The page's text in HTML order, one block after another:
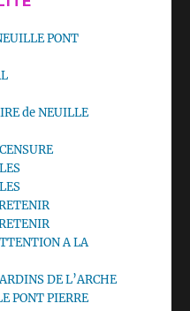
PONT
de NEUILLE
A LA
DE L’ARCHE
PONT PIERRE